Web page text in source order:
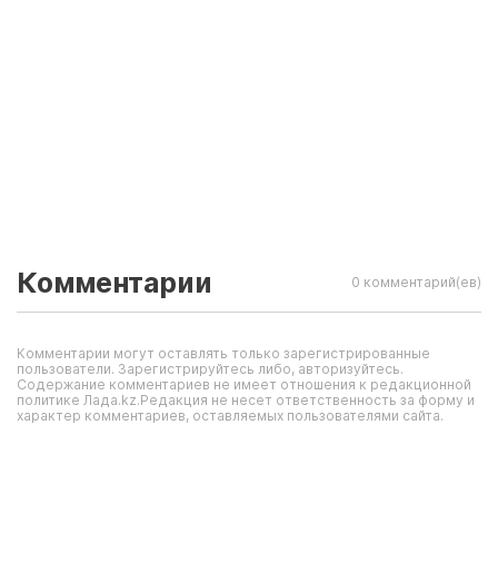
Комментарии 0 комментарий(ев)
Комментарии могут оставлять только зарегистрированные
пользователи. Зарегистрируйтесь либо, авторизуйтесь.
Содержание комментариев не имеет отношения к редакционной
политике Лада.kz.Редакция не несет ответственность за форму и
характер комментариев, оставляемых пользователями сайта.